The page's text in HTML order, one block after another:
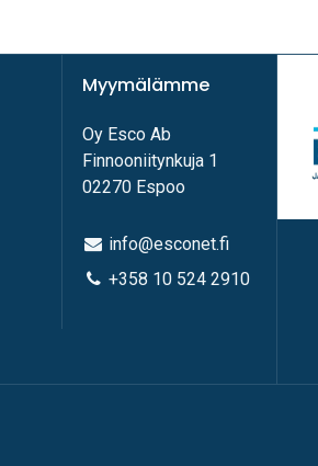
Myymälämme
Oy Esco Ab
Finnooniitynkuja 1
02270 Espoo
info@esconet.fi
+358 10 524 2910